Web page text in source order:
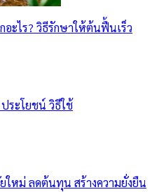
อะไร? วิธีรักษาให้ต้นฟื้นเร็ว
ระโยชน์ วิธีใช้
ใหม่ ลดต้นทุน สร้างความยั่งยืน